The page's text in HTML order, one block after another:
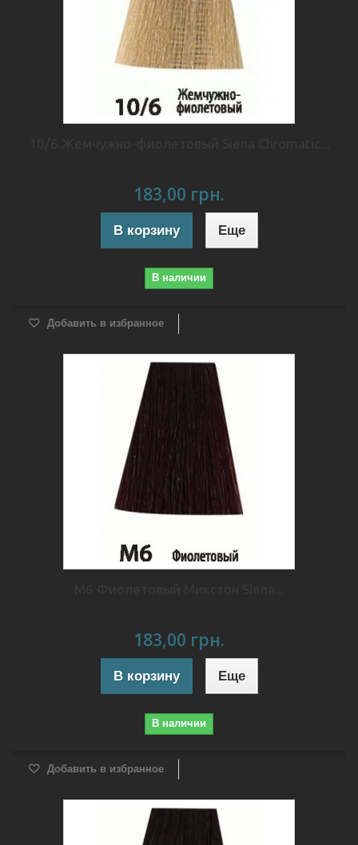
183,00 грн.
В корзину Еще
В наличии
Добавить в избранное
183,00 грн.
В корзину Еще
В наличии
Добавить в избранное